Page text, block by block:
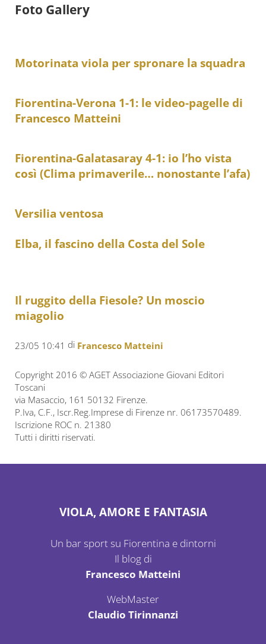
Foto Gallery
Motorinata viola per spronare la squadra
Fiorentina-Verona 1-1: le video-pagelle di
Francesco Matteini
Fiorentina-Galatasaray 4-1: io l’ho vista
così (Clima primaverile… nonostante l’afa)
Versilia ventosa
Elba, il fascino della Costa del Sole
Il ruggito della Fiesole? Un moscio
miagolio
23/05 10:41 di Francesco Matteini
Copyright 2016 © AGET Associazione Giovani Editori
Toscani
via Masaccio, 161 50132 Firenze.
P.Iva, C.F., Iscr.Reg.Imprese di Firenze nr. 06173570489.
Iscrizione ROC n. 21380
Tutti i diritti riservati.
VIOLA, AMORE E FANTASIA
Un bar sport su Fiorentina e dintorni
Il blog di
Francesco Matteini
WebMaster
Claudio Tirinnanzi